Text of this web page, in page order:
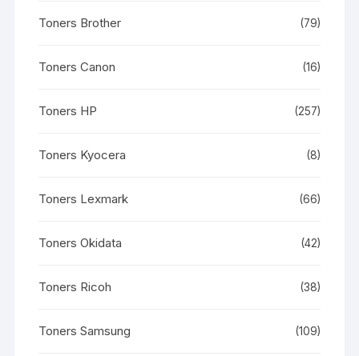
Toners Brother (79)
Toners Canon (16)
Toners HP (257)
Toners Kyocera (8)
Toners Lexmark (66)
Toners Okidata (42)
Toners Ricoh (38)
Toners Samsung (109)